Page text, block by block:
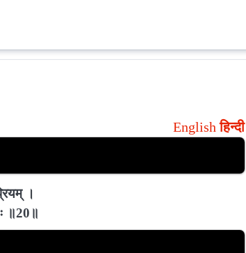
English हिन्दी
।
॥20॥